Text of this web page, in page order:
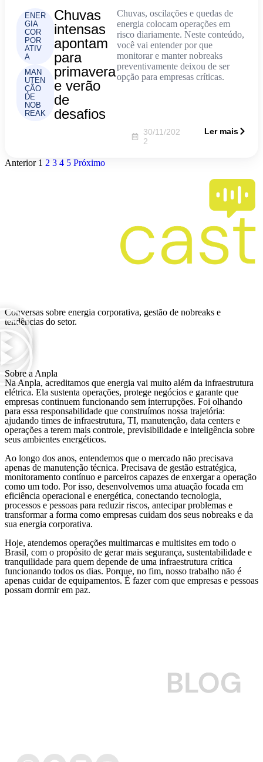
ENER
GIA
COR
POR
ATIV
A
MAN
UTEN
ÇÃO
DE
NOB
REAK
Chuvas
intensas
apontam
para
primavera
e verão
de
desafios
Chuvas, oscilações e quedas de
energia colocam operações em
risco diariamente. Neste conteúdo,
você vai entender por que
monitorar e manter nobreaks
preventivamente deixou de ser
opção para empresas críticas.
30/11/202
2
Ler mais
Anterior 1 2 3 4 5 Próximo
Conversas sobre energia corporativa, gestão de nobreaks e
tendências do setor.
Sobre a Anpla
Na Anpla, acreditamos que energia vai muito além da infraestrutura
elétrica. Ela sustenta operações, protege negócios e garante que
empresas continuem funcionando sem interrupções. Foi olhando
para essa responsabilidade que construímos nossa trajetória:
ajudando times de infraestrutura, TI, manutenção, data centers e
operações a terem mais controle, previsibilidade e inteligência sobre
seus ambientes energéticos.
Ao longo dos anos, entendemos que o mercado não precisava
apenas de manutenção técnica. Precisava de gestão estratégica,
monitoramento contínuo e parceiros capazes de enxergar a operação
como um todo. Por isso, desenvolvemos uma atuação focada em
eficiência operacional e energética, conectando tecnologia,
processos e pessoas para reduzir riscos, antecipar problemas e
transformar a forma como empresas cuidam dos seus nobreaks e da
sua energia corporativa.
Hoje, atendemos operações multimarcas e multisites em todo o
Brasil, com o propósito de gerar mais segurança, sustentabilidade e
tranquilidade para quem depende de uma infraestrutura crítica
funcionando todos os dias. Porque, no fim, nosso trabalho não é
apenas cuidar de equipamentos. É fazer com que empresas e pessoas
possam dormir em paz.